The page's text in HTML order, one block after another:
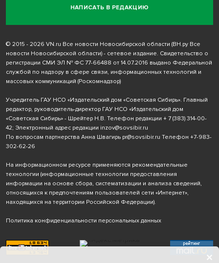
НАПИСАТЬ В РЕДАКЦИЮ
© 2015 - 2026 VN.ru Все новости Новосибирской области (ВН.ру Все
новости Новосибирской области) - сетевое издание. Свидетельство о
регистрации СМИ ЭЛ № ФС 77-66488 от 14.07.2016 выдано Федеральной
службой по надзору в сфере связи, информационных технологий и
массовых коммуникаций (Роскомнадзор)
Учредитель ГАУ НСО «Издательский дом «Советская Сибирь». Главный
редактор, руководитель-директор ГАУ НСО «Издательский дом
«Советская Сибирь» - Шрейтер Н.В. Телефон редакции + 7 (383) 314-00-
42; Электронный адрес редакции inzov@sovsibir.ru
По вопросам партнерства Анна Швагирь pr@sovsibir.ru Телефон +7-983-
302-62-26
На информационном ресурсе применяются рекомендательные
технологии (информационные технологии предоставления
информации на основе сбора, систематизации и анализа сведений,
относящихся к предпочтениям пользователей сети «Интернет»,
находящихся на территории Российской Федерации).
Политика конфиденциальности персональных данных